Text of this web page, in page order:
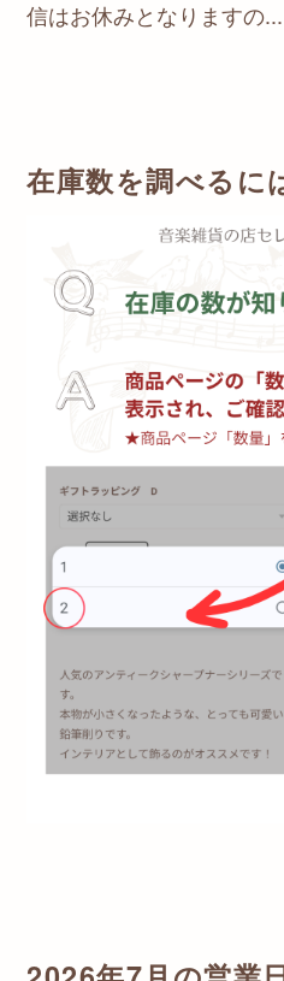
信はお休みとなりますの...
在庫数を調べるに